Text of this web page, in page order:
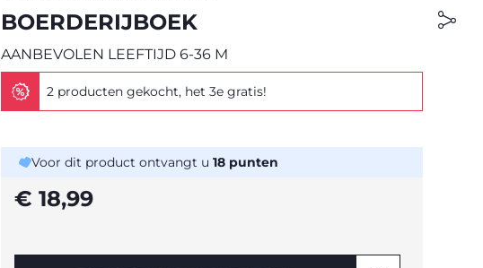
BOERDERIJBOEK
AANBEVOLEN LEEFTIJD 6-36 M
2 producten gekocht, het 3e gratis!
Voor dit product ontvangt u 18 punten
€ 18,99